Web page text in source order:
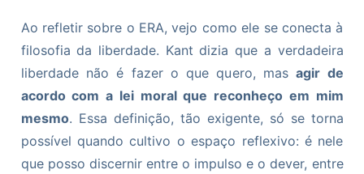
Ao refletir sobre o ERA, vejo como ele se conecta à
filosofia da liberdade. Kant dizia que a verdadeira
liberdade não é fazer o que quero, masagir de
acordo com a lei moral que reconheço em mim
mesmo. Essa definição, tão exigente, só se torna
possível quando cultivo o espaço reflexivo: é nele
que posso discernir entre o impulso e o dever, entre